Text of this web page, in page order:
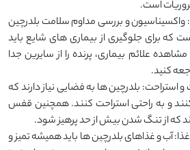
است.
واکسیناسیون و بررسی مداوم سلامت بلدرچین
که برای جلوگیری از بیماری ‌های شایع باید
علائم بیماری، پرنده را از سایرین جدا
کنید.
استراحت: بلدرچین‌ ها به فضایی نیاز دارند که
کنند و به راحتی استراحت کنند. همچنین قفس‌
که از تنگ شدن بیش از حد پرهیز شود.
آب و غذاهای بلدرچین ‌ها باید همیشه تمیز و